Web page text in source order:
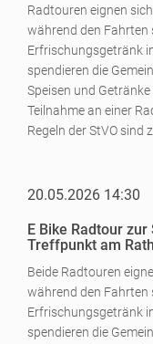
Radtouren eignen
während den Fahrten
Erfrischungsgetränk
spendieren die
Speisen und
Teilnahme an einer
Regeln der StVO sind
20.05.2026 14:30
E Bike Radtour
Treffpunkt am
Beide Radtouren
während den Fahrten
Erfrischungsgetränk
spendieren die